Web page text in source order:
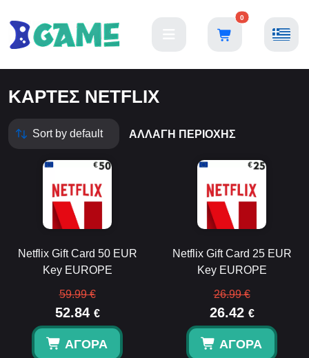
0
ΚΆΡΤΕΣ NETFLIX
ΑΛΛΑΓΉ ΠΕΡΙΟΧΉΣ
Netflix Gift Card 50 EUR
Key EUROPE
59.99 €
52.84 €
ΑΓΟΡΆ
Netflix Gift Card 25 EUR
Key EUROPE
26.99 €
26.42 €
ΑΓΟΡΆ